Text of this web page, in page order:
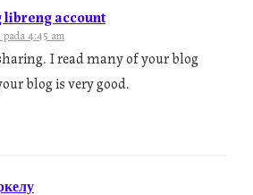
account
pada 4:45 am
I read many of your blog
blog is very good.